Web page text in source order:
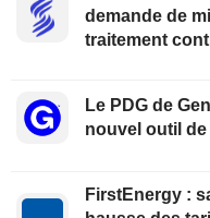
demande de
traitement
Le PDG de
nouvel outil
FirstEnergy :